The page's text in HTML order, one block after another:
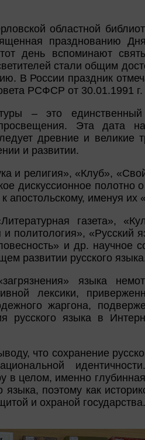
областной
празднованию
день вспоминают
стали общим
В России праздник
РСФСР от 30.01.1991 г.
– это
просвещения. Эта дата
древние и великие
и развитии.
и религия», «Клуб»,
дискуссионное полотно
именуя их
газета»,
политология», «Русский
и др. научное
развитии русского
языка
лексики,
жаргона,
русского языка в
что сохранение
в целом, именно
языка, поэтому как
и охраной государства.